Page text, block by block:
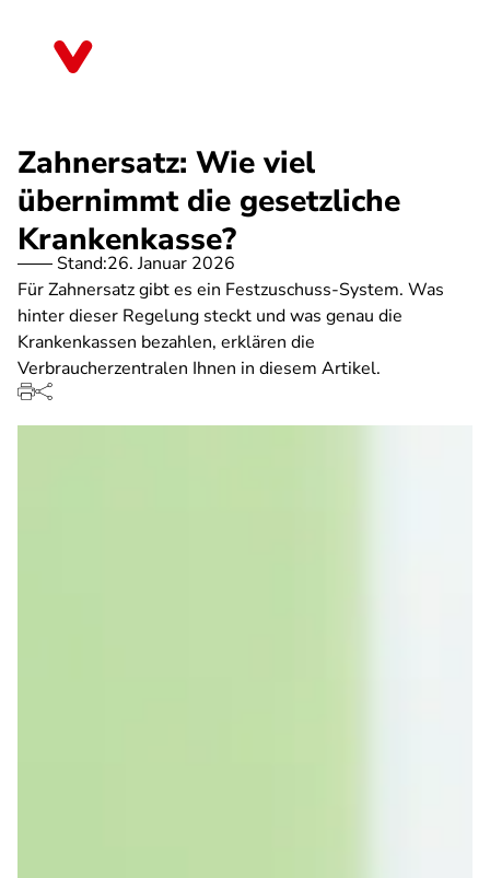
Zahnersatz: Wie viel
übernimmt die gesetzliche
Krankenkasse?
Stand:26. Januar 2026
Für Zahnersatz gibt es ein Festzuschuss-System. Was
hinter dieser Regelung steckt und was genau die
Krankenkassen bezahlen, erklären die
Verbraucherzentralen Ihnen in diesem Artikel.